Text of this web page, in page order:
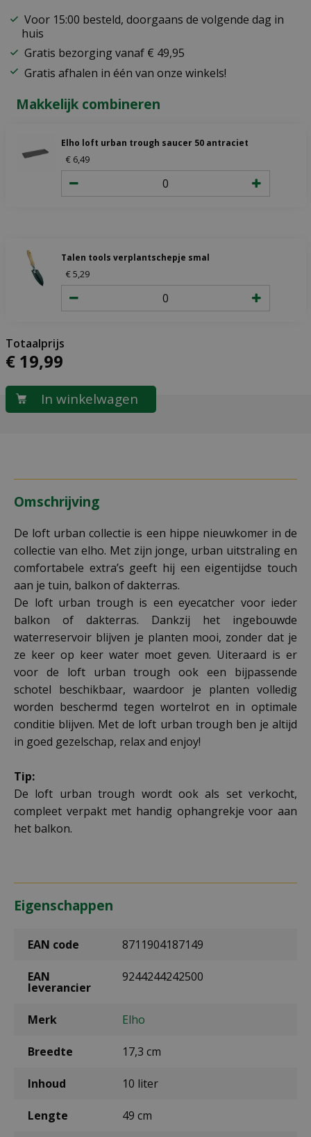
Voor 15:00 besteld, doorgaans de volgende dag in
huis
Gratis bezorging vanaf € 49,95
Gratis afhalen in één van onze winkels!
Makkelijk combineren
Elho loft urban trough saucer 50 antraciet
€ 649
Talen tools verplantschepje smal
€5 29
€ 19,99
Omschrijving
De loft urban collectie is een hippe nieuwkomer in de
collectie van elho. Met zijn jonge, urban uitstraling en
comfortabele extra’s geeft hij een eigentijdse touch
aan je tuin, balkon of dakterras.
De loft urban trough is een eyecatcher voor ieder
balkon of dakterras. Dankzij het ingebouwde
waterreservoir blijven je planten mooi, zonder dat je
ze keer op keer water moet geven. Uiteraard is er
voor de loft urban trough ook een bijpassende
schotel beschikbaar, waardoor je planten volledig
worden beschermd tegen wortelrot en in optimale
conditie blijven. Met de loft urban trough ben je altijd
in goed gezelschap, relax and enjoy!
Tip:
De loft urban trough wordt ook als set verkocht,
compleet verpakt met handig ophangrekje voor aan
het balkon.
Eigenschappen
EAN code 8711904187149
EAN
leverancier
9244244242500
Merk Elho
Breedte 17,3 cm
Inhoud 10 liter
Lengte 49 cm